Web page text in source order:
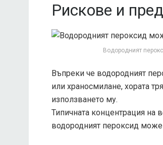
Рискове и
Водородният
Въпреки че водородният
или храносмилане, хората
използването му.
Типичната концентрация на
водородният пероксид